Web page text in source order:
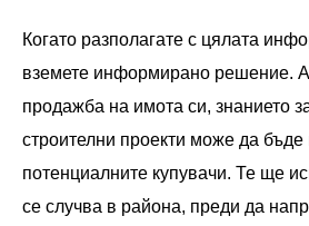
Когато разполагате с цялата
вземете информирано решение.
продажба на имота си, знанието
строителни проекти може да бъде
потенциалните купувачи. Те ще
се случва в района, преди да